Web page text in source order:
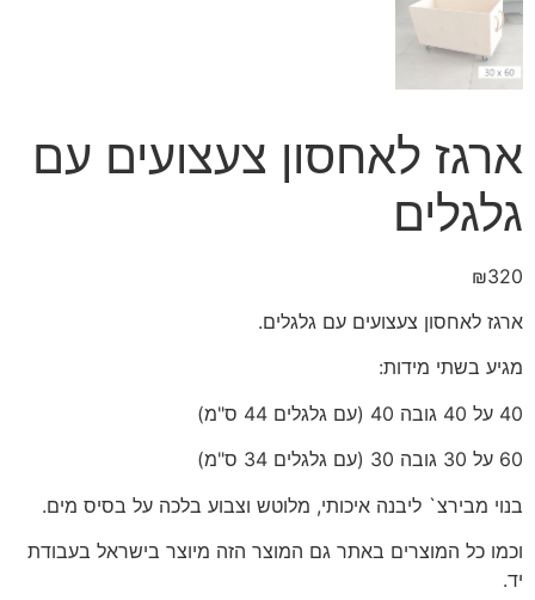
ארגז לאחסון צעצועים עם
גלגלים
₪320
ארגז לאחסון צעצועים עם גלגלים.
מגיע בשתי מידות:
40 על 40 גובה 40 (עם גלגלים 44 ס"מ)
60 על 30 גובה 30 (עם גלגלים 34 ס"מ)
בנוי מבירצ` ליבנה איכותי, מלוטש וצבוע בלכה על בסיס מים.
וכמו כל המוצרים באתר גם המוצר הזה מיוצר בישראל בעבודת
יד.